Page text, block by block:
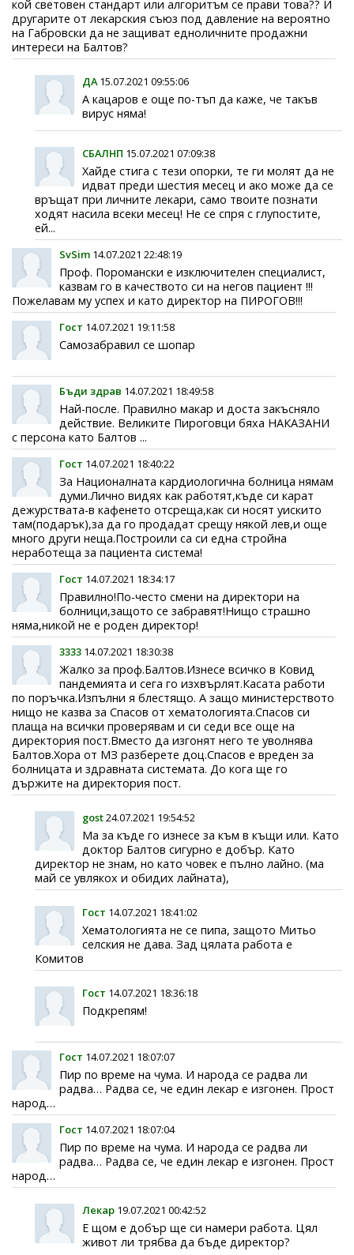
кой световен стандарт или алгоритъм се прави това?? И
другарите от лекарския съюз под давление на вероятно
на Габровски да не защиват едноличните продажни
интереси на Балтов?
ДА15.07.2021 09:55:06
А кацаров е още по-тъп да каже, че такъв
вирус няма!
СБАЛНП 15.07.2021 07:09:38
Хайде стига с тези опорки, те ги молят да не
идват преди шестия месец и ако може да се
връщат при личните лекари, само твоите познати
ходят насила всеки месец! Не се спря с глупостите,
ей...
SvSim 14.07.2021 22:48:19
Проф. Поромански е изключителен специалист,
казвам го в качеството си на негов пациент !!!
Пожелавам му успех и като директор на ПИРОГОВ!!!
Гост 14.07.2021 19:11:58
Самозабравил се шопар
Бъди здрав 14.07.2021 18:49:58
Най-после. Правилно макар и доста закъсняло
действие. Великите Пироговци бяха НАКАЗАНИ
с персона като Балтов ...
Гост 14.07.2021 18:40:22
За Националната кардиологична болница нямам
думи.Лично видях как работят,къде си карат
дежурствата-в кафенето отсреща,как си носят уискито
там(подарък),за да го продадат срещу някой лев,и още
много други неща.Построили са си една стройна
неработеща за пациента система!
Гост 14.07.2021 18:34:17
Правилно!По-често смени на директори на
болници,защото се забравят!Нищо страшно
няма,никой не е роден директор!
3333 14.07.2021 18:30:38
Жалко за проф.Балтов.Изнесе всичко в Ковид
пандемията и сега го изхвърлят.Касата работи
по поръчка.Изпълни я блестящо. А защо министерството
нищо не казва за Спасов от хематологията.Спасов си
плаща на всички проверявам и си седи все още на
директория пост.Вместо да изгонят него те уволнява
Балтов.Хора от МЗ разберете доц.Спасов е вреден за
болницата и здравната системата. До кога ще го
държите на директория пост.
gost24.07.2021 19:54:52
Ма за къде го изнесе за към в къщи или. Като
доктор Балтов сигурно е добър. Като
директор не знам, но като човек е пълно лайно. (ма
май се увлякох и обидих лайната),
Гост 14.07.2021 18:41:02
Хематологията не се пипа, защото Митьо
селския не дава. Зад цялата работа е
Комитов
Гост 14.07.2021 18:36:18
Подкрепям!
Гост 14.07.2021 18:07:07
Пир по време на чума. И народа се радва ли
радва… Радва се, че един лекар е изгонен. Прост
народ…
Гост 14.07.2021 18:07:04
Пир по време на чума. И народа се радва ли
радва… Радва се, че един лекар е изгонен. Прост
народ…
Лекар 19.07.2021 00:42:52
Е щом е добър ще си намери работа. Цял
живот ли трябва да бъде директор?